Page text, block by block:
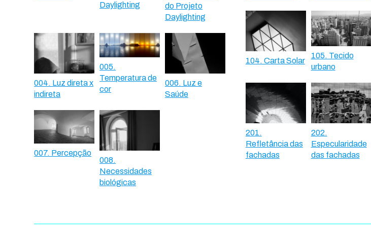
Daylighting
do Projeto
Daylighting
004. Luz direta x
indireta
005.
Temperatura de
cor
006. Luz e
Saúde
007. Percepção
008.
Necessidades
biológicas
104. Carta Solar
105. Tecido
urbano
201.
Refletância das
fachadas
202.
Especularidade
das fachadas